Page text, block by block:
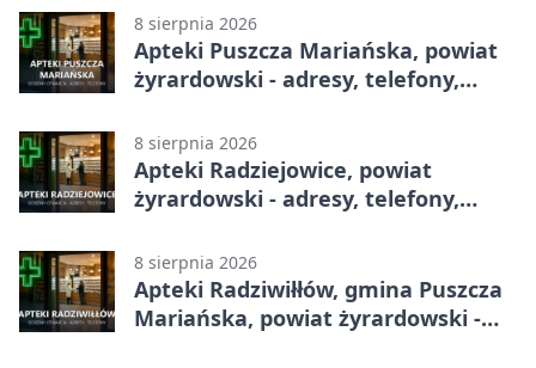
8 sierpnia 2026
Apteki Puszcza Mariańska, powiat
żyrardowski - adresy, telefony,
8 sierpnia 2026
Apteki Radziejowice, powiat
żyrardowski - adresy, telefony,
8 sierpnia 2026
Apteki Radziwiłłów, gmina Puszcza
Mariańska, powiat żyrardowski -